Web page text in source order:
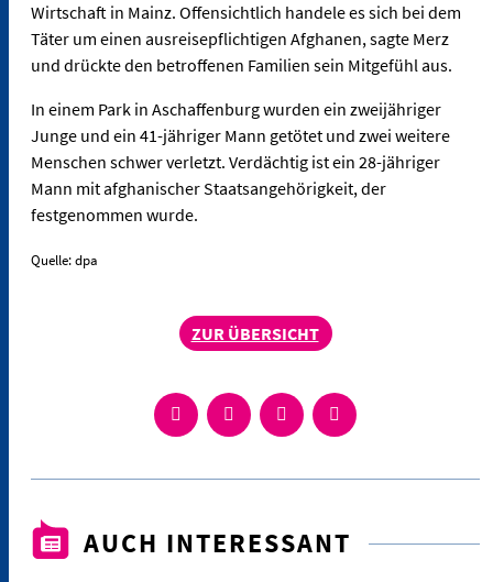
Wirtschaft in Mainz. Offensichtlich handele es sich bei dem
Täter um einen ausreisepflichtigen Afghanen, sagte Merz
und drückte den betroffenen Familien sein Mitgefühl aus.
In einem Park in Aschaffenburg wurden ein zweijähriger
Junge und ein 41-jähriger Mann getötet und zwei weitere
Menschen schwer verletzt. Verdächtig ist ein 28-jähriger
Mann mit afghanischer Staatsangehörigkeit, der
festgenommen wurde.
Quelle: dpa
ZUR ÜBERSICHT
AUCH INTERESSANT